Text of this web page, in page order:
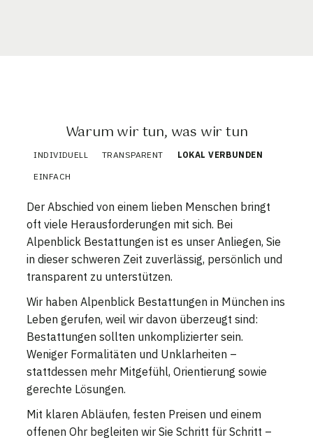
Warum wir tun, was wir tun
INDIVIDUELL TRANSPARENT LOKAL VERBUNDEN
EINFACH
Der Abschied von einem lieben Menschen bringt
oft viele Herausforderungen mit sich. Bei
Alpenblick Bestattungen ist es unser Anliegen, Sie
in dieser schweren Zeit zuverlässig, persönlich und
transparent zu unterstützen.
Wir haben Alpenblick Bestattungen in München ins
Leben gerufen, weil wir davon überzeugt sind:
Bestattungen sollten unkomplizierter sein.
Weniger Formalitäten und Unklarheiten –
stattdessen mehr Mitgefühl, Orientierung sowie
gerechte Lösungen.
Mit klaren Abläufen, festen Preisen und einem
offenen Ohr begleiten wir Sie Schritt für Schritt –